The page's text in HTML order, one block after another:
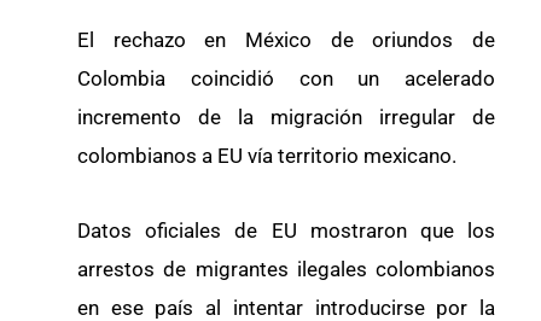
El rechazo en México de oriundos de
Colombia coincidió con un acelerado
incremento de la migración irregular de
colombianos a EU vía territorio mexicano.
Datos oficiales de EU mostraron que los
arrestos de migrantes ilegales colombianos
en ese país al intentar introducirse por la